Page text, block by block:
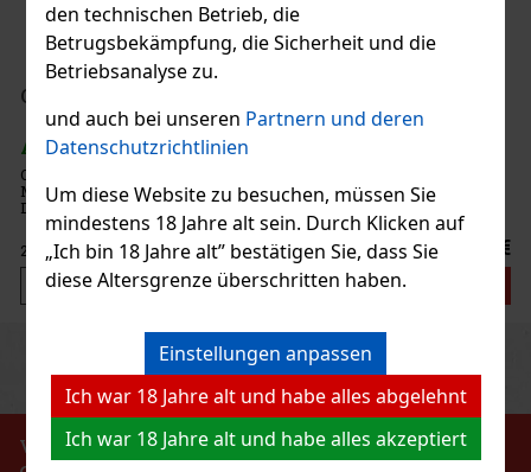
den technischen Betrieb, die
Betrugsbekämpfung, die Sicherheit und die
Betriebsanalyse zu.
und auch bei unseren Partnern und deren
Datenschutzrichtlinien
Um diese Website zu besuchen, müssen Sie
mindestens 18 Jahre alt sein. Durch Klicken auf
„Ich bin 18 Jahre alt” bestätigen Sie, dass Sie
diese Altersgrenze überschritten haben.
Einstellungen anpassen
Ich war 18 Jahre alt und habe alles abgelehnt
Ich war 18 Jahre alt und habe alles akzeptiert
1.33
Bestellen
ORBIT Wassermelonen Dragees Dose 64 g
AUF LAGER(> 5 st)
ORBIT Watermelon sind zuckerfreie Kaugummis mit
erfrischendem Wassermelonengeschmack, die für einen lang
anhaltenden fruchtigen Geschmack und frischen Atem sorgen. Die
praktische Dose enthält 46 Dragees und eignet sich dank ihrer
kompakten Verpackung
2.04 € ohne VAT 2.29 €
Aktion
PreviousNext
VERBOT DES VERKAUFS VON ALKOHOLISCHEN